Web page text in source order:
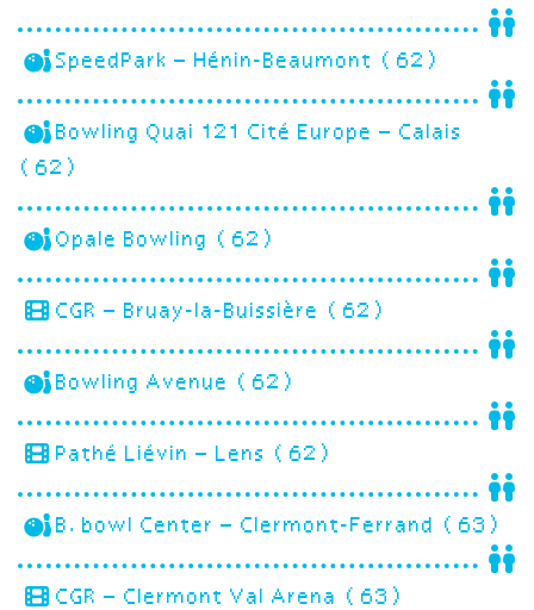
SpeedPark – Hénin-Beaumont (62)
Bowling Quai 121 Cité Europe – Calais
(62)
Opale Bowling (62)
CGR – Bruay-la-Buissière (62)
Bowling Avenue (62)
Pathé Liévin – Lens (62)
B.bowl Center – Clermont-Ferrand (63)
CGR – Clermont Val Arena (63)